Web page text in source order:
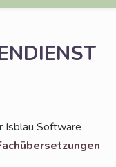
Isblau Soft­ware